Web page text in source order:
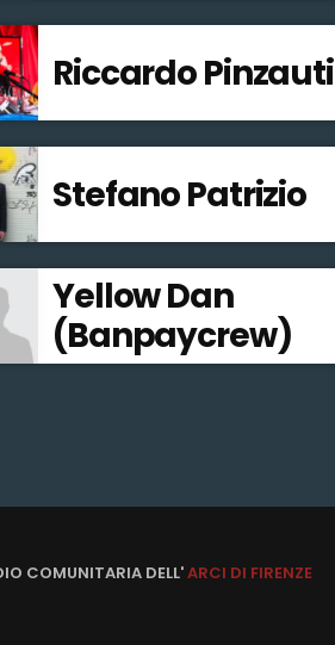
Riccardo Pinzauti
Stefano Patrizio
Yellow Dan
(Banpaycrew)
COMUNITARIA DELL'ARCI DI FIRENZE